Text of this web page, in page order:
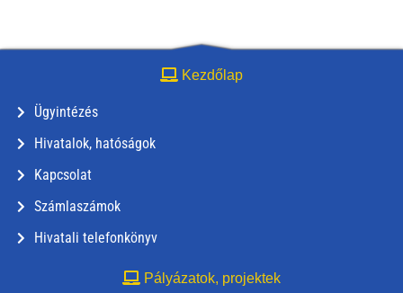
Kezdőlap
Ügyintézés
Hivatalok, hatóságok
Kapcsolat
Számlaszámok
Hivatali telefonkönyv
Pályázatok, projektek